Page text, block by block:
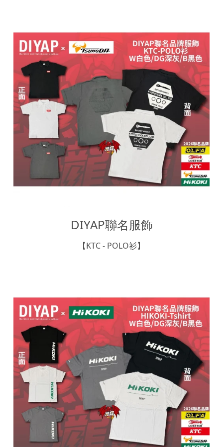
DIYAP聯名服飾
【KTC - POLO衫】